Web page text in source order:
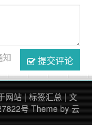
提交评论
知
网站 | 标签汇总 | 文
号 Theme by 云